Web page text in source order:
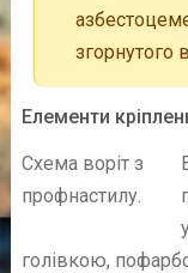
згорнутого
Елементи
Схема воріт з
профнастилу.
голівкою,